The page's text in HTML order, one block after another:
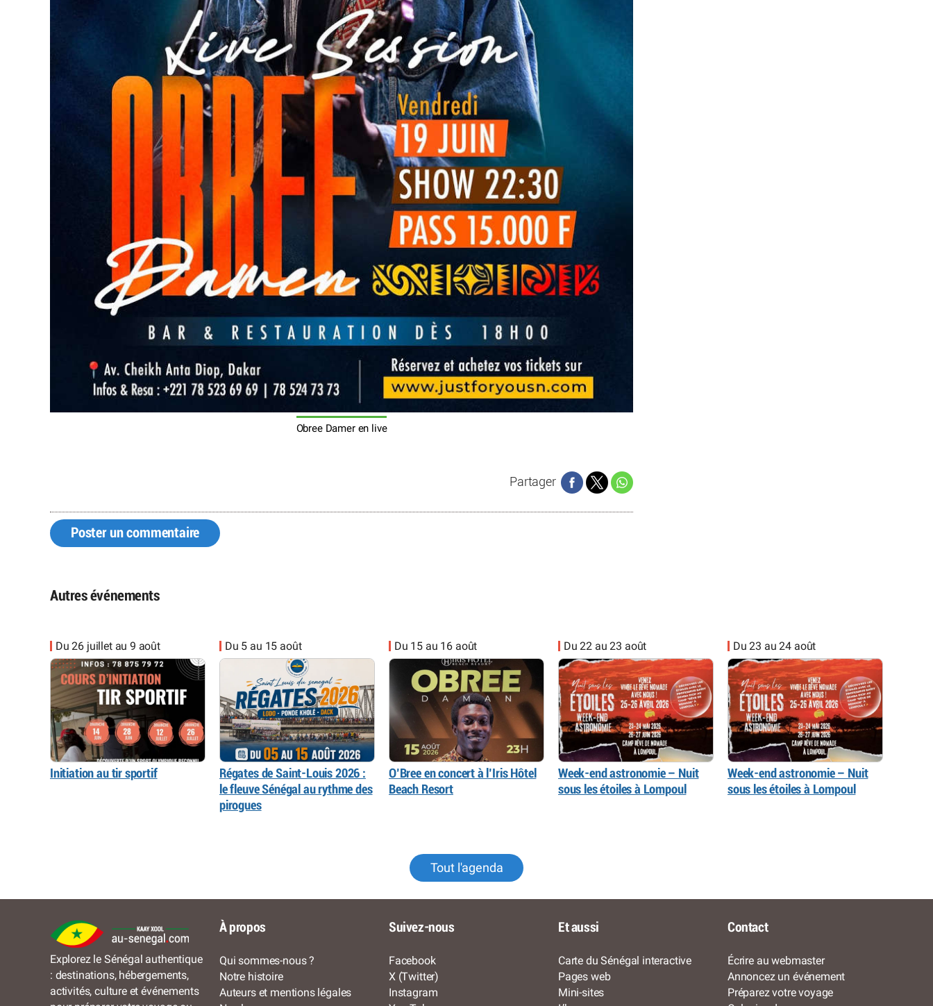
Obree Damer en live
Partager
Poster un commentaire
Autres événements
Du 26 juillet au 9 août
Initiation au tir sportif
Du 5 au 15 août
Régates de Saint-Louis 2026 :
le fleuve Sénégal au rythme des
pirogues
Du 15 au 16 août
O’Bree en concert à l’Iris Hôtel
Beach Resort
Du 22 au 23 août
Week-end astronomie – Nuit
sous les étoiles à Lompoul
Du 23 au 24 août
Week-end astronomie – Nuit
sous les étoiles à Lompoul
Tout l'agenda
Explorez le Sénégal authentique
: destinations, hébergements,
activités, culture et événements
À propos
Qui sommes-nous ?
Notre histoire
Auteurs et mentions légales
Suivez-nous
Facebook
X (Twitter)
Instagram
Et aussi
Carte du Sénégal interactive
Pages web
Mini-sites
Contact
Écrire au webmaster
Annoncez un événement
Préparez votre voyage